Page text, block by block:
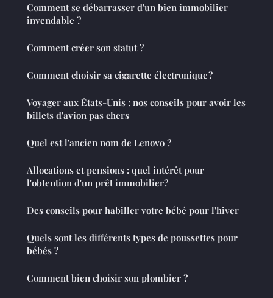
Comment se débarrasser d'un bien immobilier
invendable ?
Comment créer son statut ?
Comment choisir sa cigarette électronique ?
Voyager aux États-Unis : nos conseils pour avoir les
billets d'avion pas chers
Quel est l'ancien nom de Lenovo ?
Allocations et pensions : quel intérêt pour
l'obtention d'un prêt immobilier?
Des conseils pour habiller votre bébé pour l'hiver
Quels sont les différents types de poussettes pour
bébés ?
Comment bien choisir son plombier ?